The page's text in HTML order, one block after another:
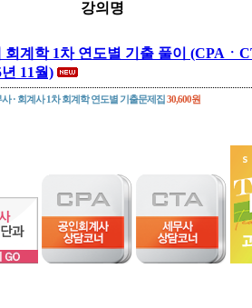
강의명
회계학 1차 연도별 기출 풀이 (CPAㆍ
11월)
· 회계사 1차 회계학 연도별 기출문제집30,600원